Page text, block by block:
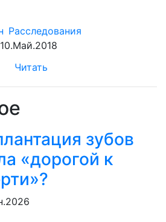
Расследования
10.Май.2018
Читать
зубов
«дорогой к